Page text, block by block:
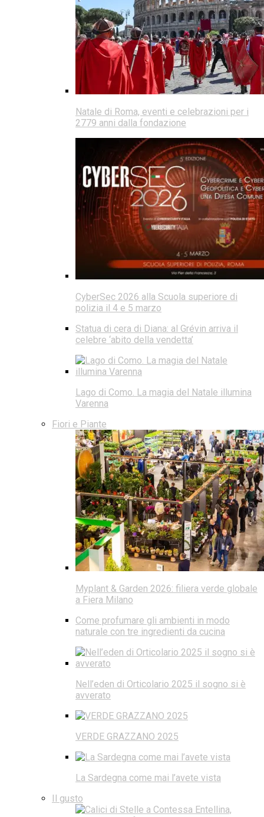
Natale di Roma, eventi e celebrazioni per i
2779 anni dalla fondazione
CyberSec 2026 alla Scuola superiore di
polizia il 4 e 5 marzo
Statua di cera di Diana: al Grévin arriva il
celebre ‘abito della vendetta’
Lago di Como. La magia del Natale illumina
Varenna
Fiori e Piante
Myplant & Garden 2026: filiera verde globale
a Fiera Milano
Come profumare gli ambienti in modo
naturale con tre ingredienti da cucina
Nell’eden di Orticolario 2025 il sogno si è
avverato
VERDE GRAZZANO 2025
La Sardegna come mai l’avete vista
Il gusto